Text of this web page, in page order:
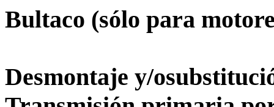
Bultaco (sólo para
Desmontaje y/